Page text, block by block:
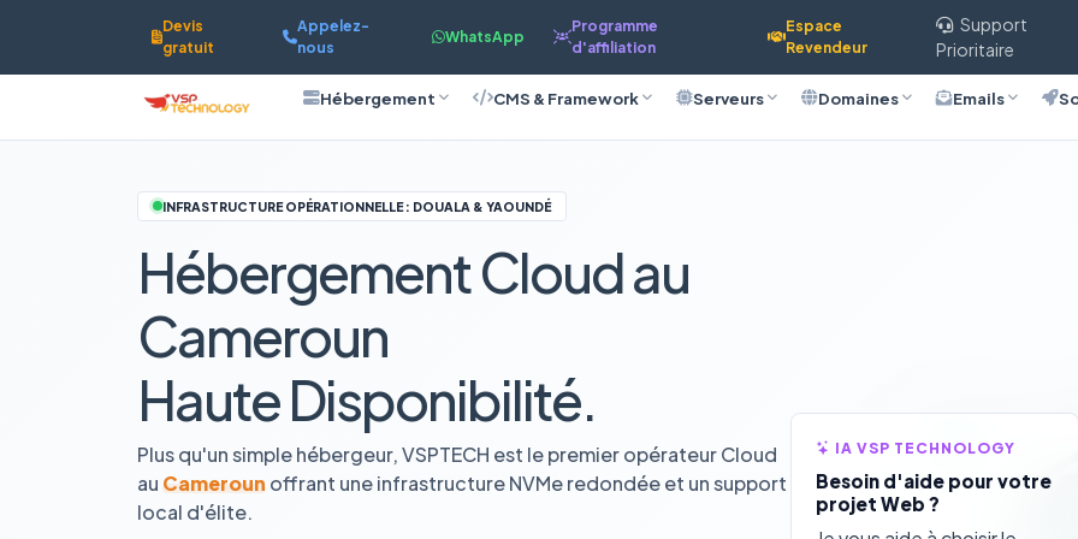
Devis
gratuit
Appelez-
nous
WhatsApp
Programme
d'affiliation
Espace
Revendeur
Support
Prioritaire
Hébergement CMS & Framework Serveurs Domaines Emails
INFRASTRUCTURE OPÉRATIONNELLE : DOUALA & YAOUNDÉ
Hébergement Cloud au
Cameroun
Haute Disponibilité.
Plus qu'un simple hébergeur, VSPTECH est le premier opérateur Cloud
au Cameroun offrant une infrastructure NVMe redondée et un support
local d'élite.
IA VSP TECHNOLOGY
Besoin d'aide pour votre
projet Web ?